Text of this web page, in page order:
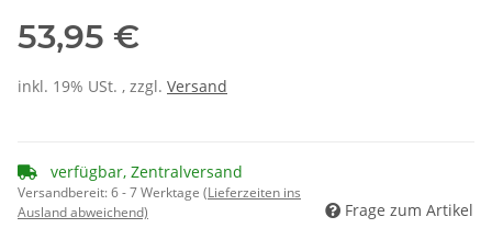
53,95 €
inkl. 19% USt. , zzgl. Versand
verfügbar, Zentralversand
Versandbereit:6 - 7 Werktage (Lieferzeiten ins
Ausland abweichend)
Frage zum Artikel